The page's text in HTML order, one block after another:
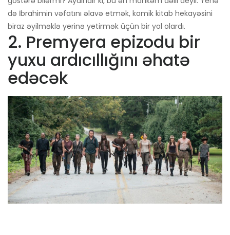
də İbrahimin vəfatını əlavə etmək, komik kitab hekayəsini
biraz əyilməklə yerinə yetirmək üçün bir yol olardı.
2. Premyera epizodu bir
yuxu ardıcıllığını əhatə
edəcək